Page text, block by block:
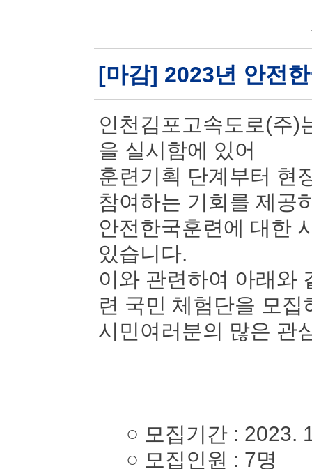
[마감] 2023년 안전
인천김포고속도로(주)
을 실시함에 있어
훈련기획 단계부터 현
참여하는 기회를 제공
안전한국훈련에 대한
있습니다.
이와 관련하여 아래와
련 국민 체험단을 모집
시민여러분의 많은 관
○ 모집기간 : 2023.
○ 모집인원 : 7명